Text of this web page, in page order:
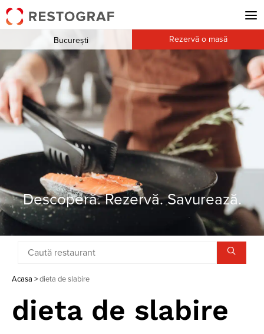
Descoperă. Rezervă. Savurează.
București Rezervă o masă
Acasa >dieta de slabire
dieta de slabire